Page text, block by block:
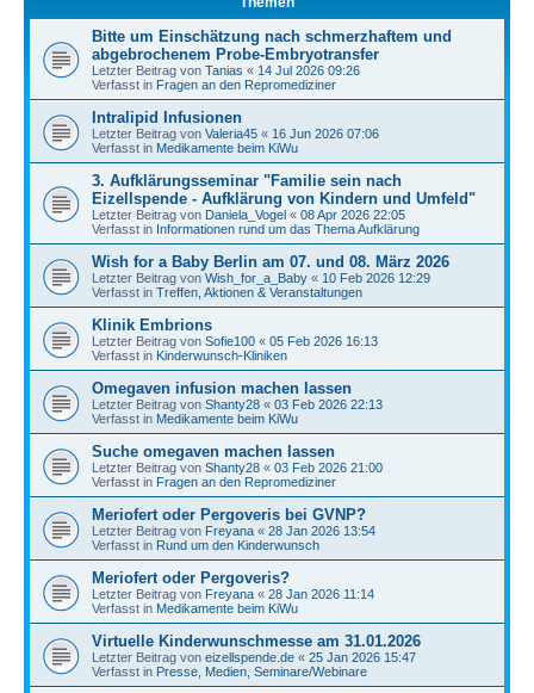
Bitte um Einschätzung nach schmerzhaftem und
abgebrochenem Probe-Embryotransfer
Letzter Beitrag von Tanias « 14 Jul 2026 09:26
Verfasst in Fragen an den Repromediziner
Intralipid Infusionen
Letzter Beitrag von Valeria45 « 16 Jun 2026 07:06
Verfasst in Medikamente beim KiWu
3. Aufklärungsseminar "Familie sein nach
Eizellspende - Aufklärung von Kindern und Umfeld"
Letzter Beitrag von Daniela_Vogel « 08 Apr 2026 22:05
Verfasst in Informationen rund um das Thema Aufklärung
Wish for a Baby Berlin am 07. und 08. März 2026
Letzter Beitrag von Wish_for_a_Baby « 10 Feb 2026 12:29
Verfasst in Treffen, Aktionen & Veranstaltungen
Klinik Embrions
Letzter Beitrag von Sofie100 « 05 Feb 2026 16:13
Verfasst in Kinderwunsch-Kliniken
Omegaven infusion machen lassen
Letzter Beitrag von Shanty28 « 03 Feb 2026 22:13
Verfasst in Medikamente beim KiWu
Suche omegaven machen lassen
Letzter Beitrag von Shanty28 « 03 Feb 2026 21:00
Verfasst in Fragen an den Repromediziner
Meriofert oder Pergoveris bei GVNP?
Letzter Beitrag von Freyana « 28 Jan 2026 13:54
Verfasst in Rund um den Kinderwunsch
Meriofert oder Pergoveris?
Letzter Beitrag von Freyana « 28 Jan 2026 11:14
Verfasst in Medikamente beim KiWu
Virtuelle Kinderwunschmesse am 31.01.2026
Letzter Beitrag von eizellspende.de « 25 Jan 2026 15:47
Verfasst in Presse, Medien, Seminare/Webinare